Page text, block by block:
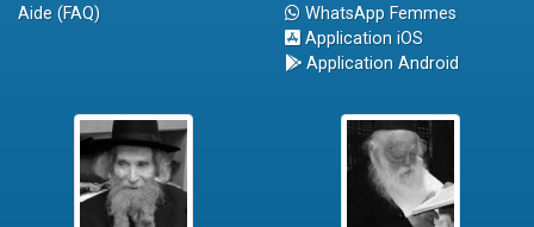
Aide (FAQ)
WhatsApp Femmes
Application iOS
Application Android